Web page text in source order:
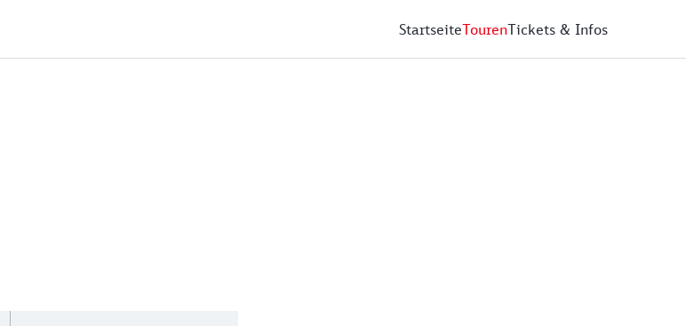
StartseiteTourenTickets & Infos